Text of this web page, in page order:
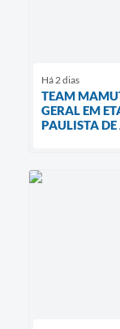
Há 2 dias
TEAM
GERAL EM
PAULISTA